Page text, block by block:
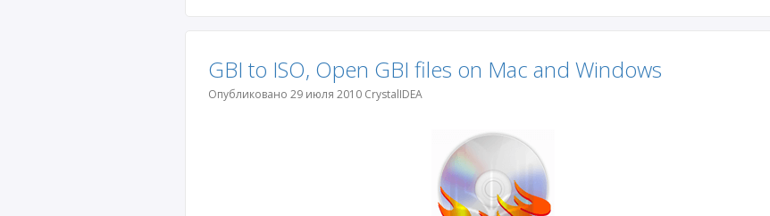
GBI to ISO, Open GBI files on Mac and Windows
Опубликовано 29 июля 2010 CrystalIDEA